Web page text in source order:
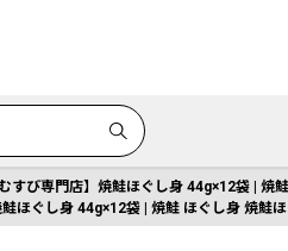
むすび専門店】焼鮭ほぐし身 44g×12袋 |
鮭ほぐし身 44g×12袋 | 焼鮭 ほぐし身 焼